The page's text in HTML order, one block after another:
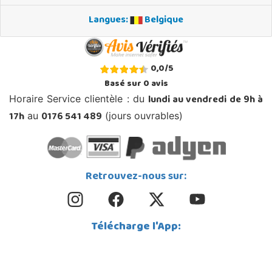
Langues:
Belgique
0,0/5
Basé sur0avis
Horaire Service clientèle : du lundi au vendredi de 9h à
17h au 0176 541 489 (jours ouvrables)
Retrouvez-nous sur:
Télécharge l'App: